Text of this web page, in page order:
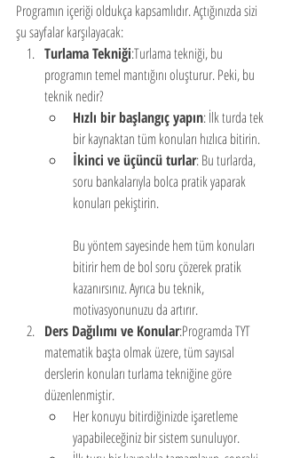
Programın içeriği oldukça kapsamlıdır. Açtığınızda sizi
şu sayfalar karşılayacak:
Turlama Tekniği:Turlama tekniği, bu
programın temel mantığını oluşturur. Peki, bu
teknik nedir?
Hızlı bir başlangıç yapın: İlk turda tek
bir kaynaktan tüm konuları hızlıca bitirin.
İkinci ve üçüncü turlar: Bu turlarda,
soru bankalarıyla bolca pratik yaparak
konuları pekiştirin.
Bu yöntem sayesinde hem tüm konuları
bitirir hem de bol soru çözerek pratik
kazanırsınız. Ayrıca bu teknik,
motivasyonunuzu da artırır.
Ders Dağılımı ve Konular:Programda TYT
matematik başta olmak üzere, tüm sayısal
derslerin konuları turlama tekniğine göre
düzenlenmiştir.
Her konuyu bitirdiğinizde işaretleme
yapabileceğiniz bir sistem sunuluyor.